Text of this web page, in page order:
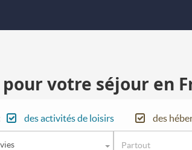
votre séjour en
des activités de loisirs des